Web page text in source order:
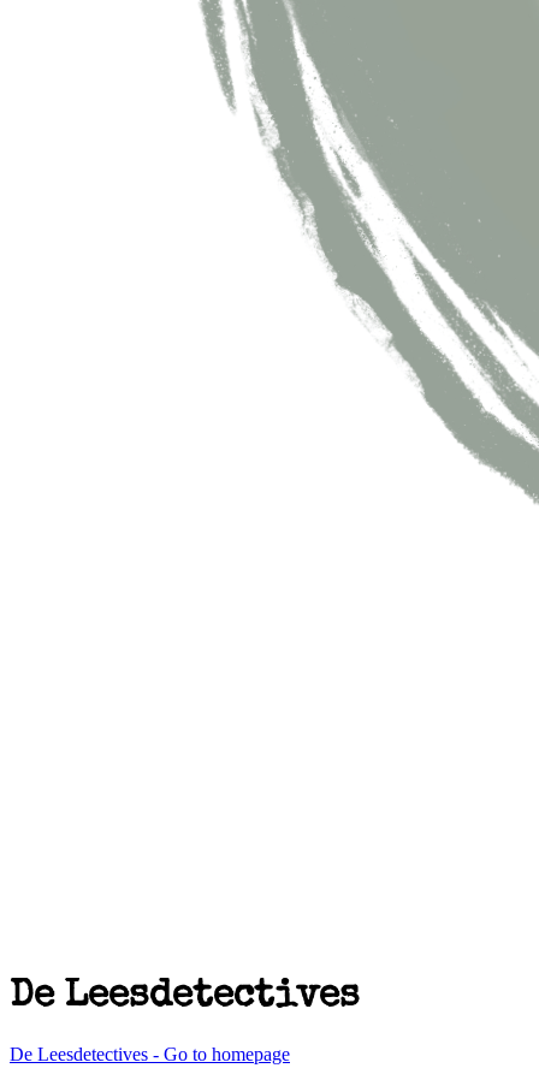
De Leesdetectives
De Leesdetectives - Go to homepage